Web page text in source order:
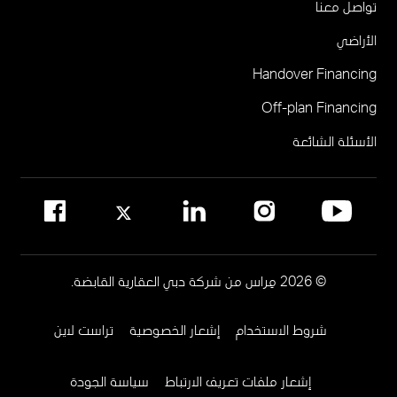
البوابة الإلكترونية للوسطاء
مركز مبيعات مِراس في نخلة جميرا
لإدارة المجتمع
يرجى الاتصال على 800MERAAS (800-637227)
مكتب إدارة المجمع العقاري
جميرا ريزيدنسز أبراج الإمارات
أتيليس في حي دبي للتصميم
تواصل معنا
الأراضي
Handover Financing
Off-plan Financing
الأسئلة الشائعة
© 2026 مِراس من شركة دبي العقارية القابضة.
Footerشروط الاستخدام إشعار الخصوصية تراست لاين
إشعار ملفات تعريف الارتباط سياسة الجودة